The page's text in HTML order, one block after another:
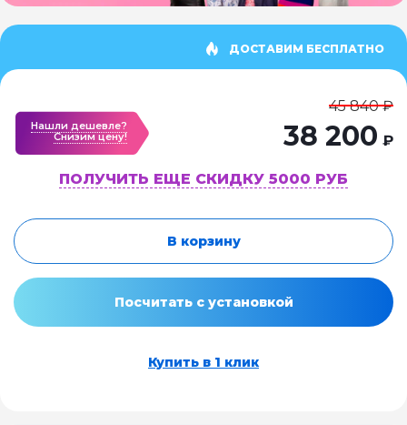
ДОСТАВИМ БЕСПЛАТНО
Нашли дешевле?
Cнизим цену!
45 840 ₽
38 200 ₽
ПОЛУЧИТЬ ЕЩЕ СКИДКУ 5000 РУБ
В корзину
Посчитать с установкой
Купить в 1 клик